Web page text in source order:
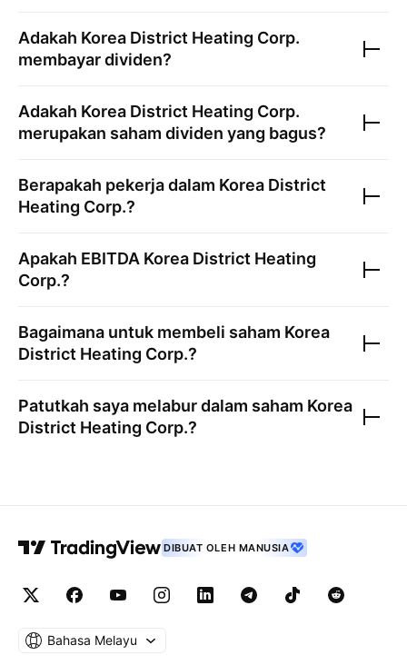
Adakah Korea District Heating Corp.
membayar dividen?
Adakah Korea District Heating Corp.
merupakan saham dividen yang bagus?
Berapakah pekerja dalam Korea District
Heating Corp.?
Apakah EBITDA Korea District Heating
Corp.?
Bagaimana untuk membeli saham Korea
District Heating Corp.?
Patutkah saya melabur dalam saham Korea
District Heating Corp.?
DIBUAT OLEH MANUSIA
Bahasa Melayu